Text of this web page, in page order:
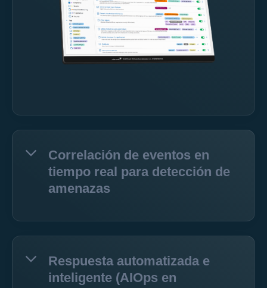
Correlación de eventos en
tiempo real para detección de
amenazas
Respuesta automatizada e
inteligente (AIOps en